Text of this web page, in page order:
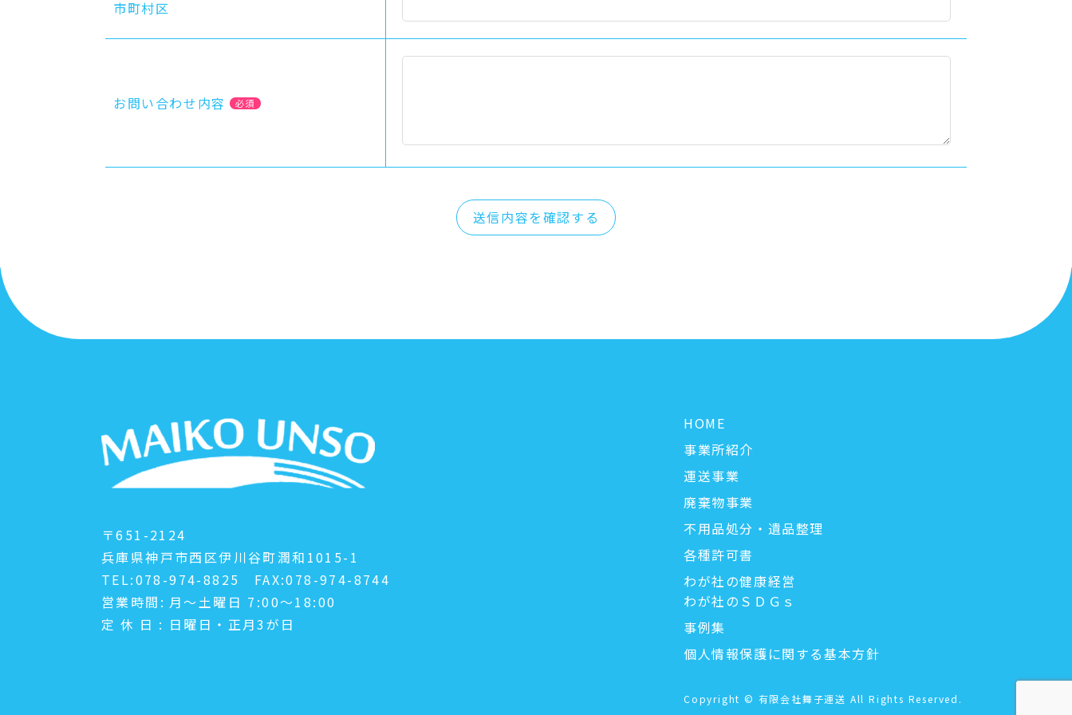
市町村区
お問い合わせ内容 必須
〒651-2124
兵庫県神戸市西区伊川谷町潤和1015-1
TEL:078-974-8825 FAX:078-974-8744
営業時間: 月～土曜日 7:00～18:00
定休日: 日曜日・正月3が日
HOME
事業所紹介
運送事業
廃棄物事業
不用品処分・遺品整理
各種許可書
わが社の健康経営
わが社のＳＤＧｓ
事例集
個人情報保護に関する基本方針
Copyright © 有限会社舞子運送 All Rights Reserved.